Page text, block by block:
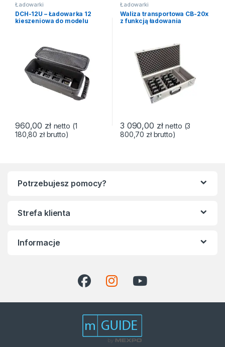
Ładowarki
DCH-12U – Ładowarka 12
kieszeniowa do modelu
960,00 zł netto (1
180,80 złbrutto)
Ładowarki
Waliza transportowa CB-20x
z funkcją ładowania
3 090,00 zł netto (3
800,70 złbrutto)
Potrzebujesz pomocy?
Strefa klienta
Informacje